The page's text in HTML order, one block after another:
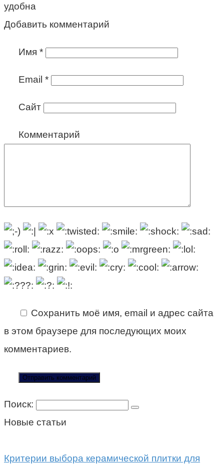
удобна
Добавить комментарий
Имя *
Email *
Сайт
Комментарий
Сохранить моё имя, email и адрес сайта
в этом браузере для последующих моих
комментариев.
Поиск:
Новые статьи
Критерии выбора керамической плитки для